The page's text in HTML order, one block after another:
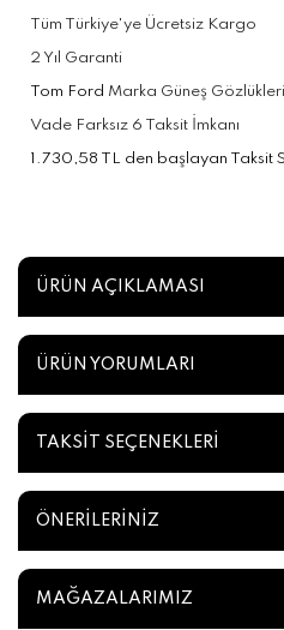
Tüm Türkiye'ye Ücretsiz Kargo
2 Yıl Garanti
Tom Ford Marka Güneş
Vade Farksız 6 Taksit İmkanı
1.730,58 TL den başlayan Taksit
ÜRÜN AÇIKLAMASI
ÜRÜN YORUMLARI
TAKSİT SEÇENEKLERİ
ÖNERİLERİNİZ
MAĞAZALARIMIZ